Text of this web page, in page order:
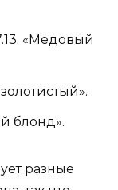
«Медовый
блонд».
разные